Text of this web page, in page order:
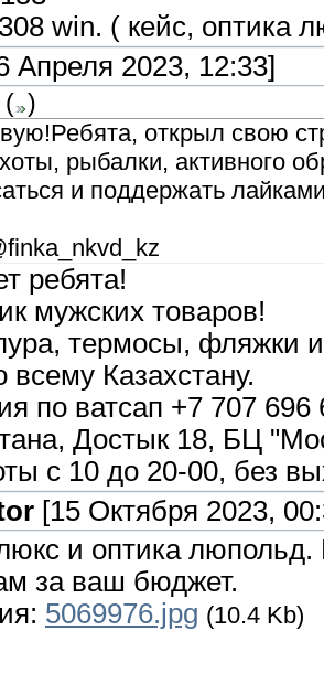
win. ( кейс, оптика
Апреля 2023, 12:33]
( )
открыл свою
рыбалки, активного
и поддержать
ребята!
мужских товаров!
термосы, фляжки и
всему Казахстану.
по ватсап +7 707 696
Достык 18, БЦ
с 10 до 20-00, без
[15 Октября 2023,
и оптика
за ваш бюджет.
5069976.jpg (10.4 Kb)